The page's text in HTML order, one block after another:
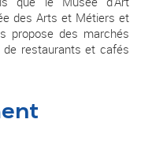
des Arts et Métiers et
propose des marchés
restaurants et cafés